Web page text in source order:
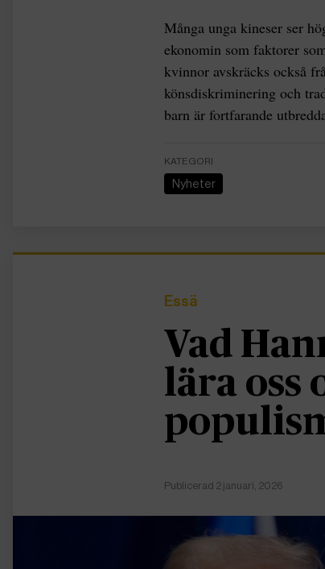
Många unga kineser ser
ekonomin som faktorer
kvinnor avskräcks också
könsdiskriminering och
barn är fortfarande
KATEGORI
Nyheter
Essä
Vad
lära oss
Publicerad 2 januari, 2026